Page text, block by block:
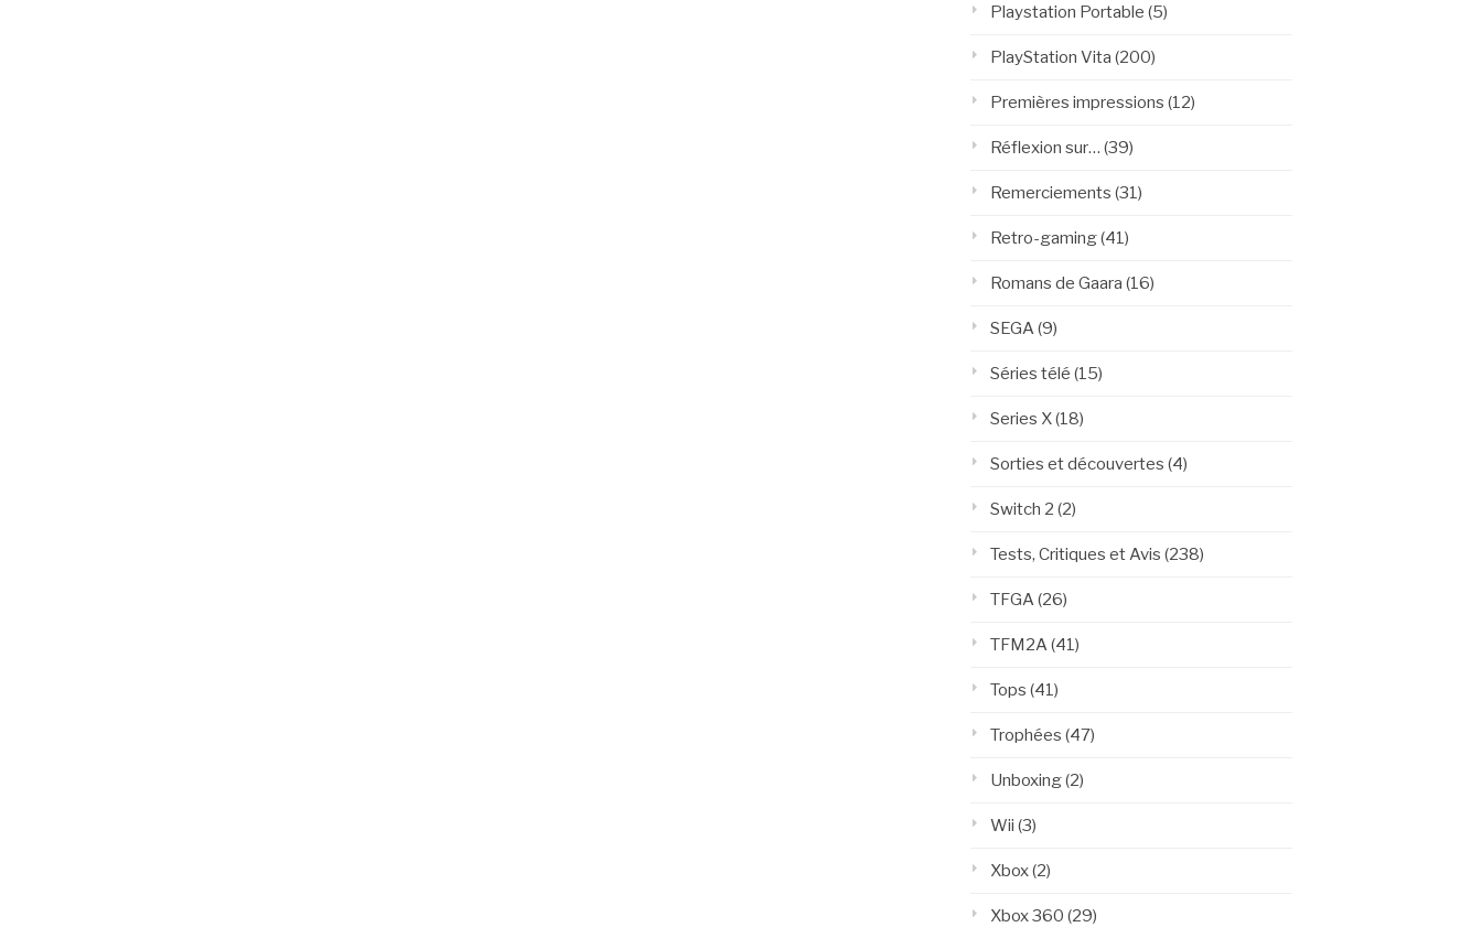
Playstation Portable (5)
PlayStation Vita (200)
Premières impressions (12)
Réflexion sur… (39)
Remerciements (31)
Retro-gaming(41)
Romans de Gaara (16)
SEGA (9)
Séries télé (15)
Series X(18)
Sorties et découvertes (4)
Switch 2 (2)
Tests, Critiques et Avis (238)
TFGA (26)
TFM2A (41)
Tops (41)
Trophées (47)
Unboxing(2)
Wii (3)
Xbox(2)
Xbox 360 (29)